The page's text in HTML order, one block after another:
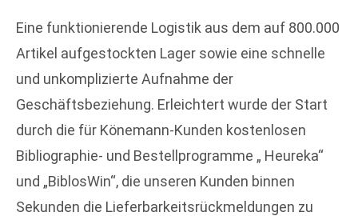
Eine funktionierende Logistik aus dem auf 800.000
Artikel aufgestockten Lager sowie eine schnelle
und unkomplizierte Aufnahme der
Geschäftsbeziehung. Erleichtert wurde der Start
durch die für Könemann-Kunden kostenlosen
Bibliographie- und Bestellprogramme „ Heureka“
und „BiblosWin“, die unseren Kunden binnen
Sekunden die Lieferbarkeitsrückmeldungen zu